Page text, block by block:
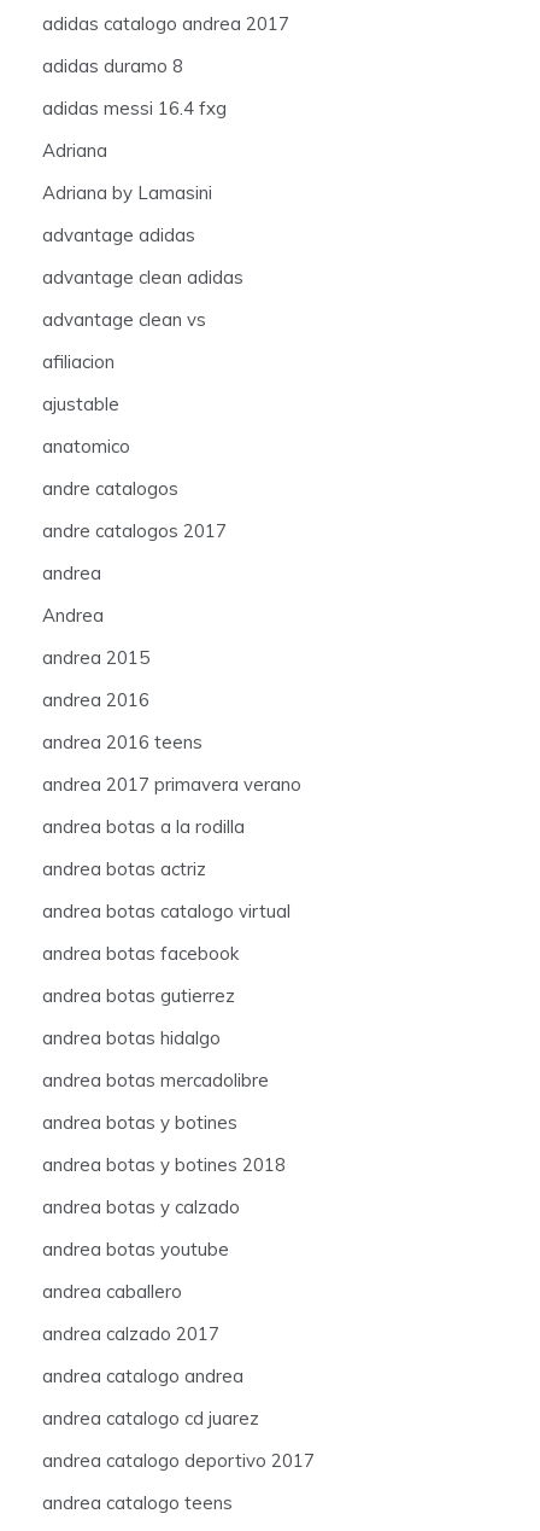
adidas catalogo andrea 2017
adidas duramo 8
adidas messi 16.4 fxg
Adriana
Adriana by Lamasini
advantage adidas
advantage clean adidas
advantage clean vs
afiliacion
ajustable
anatomico
andre catalogos
andre catalogos 2017
andrea
Andrea
andrea 2015
andrea 2016
andrea 2016 teens
andrea 2017 primavera verano
andrea botas a la rodilla
andrea botas actriz
andrea botas catalogo virtual
andrea botas facebook
andrea botas gutierrez
andrea botas hidalgo
andrea botas mercadolibre
andrea botas y botines
andrea botas y botines 2018
andrea botas y calzado
andrea botas youtube
andrea caballero
andrea calzado 2017
andrea catalogo andrea
andrea catalogo cd juarez
andrea catalogo deportivo 2017
andrea catalogo teens